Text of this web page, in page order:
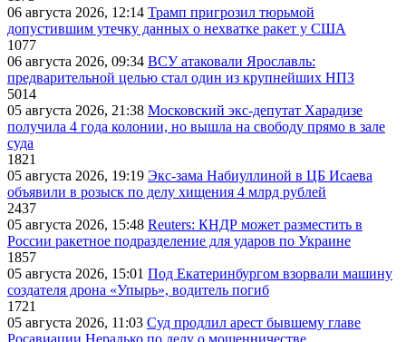
06 августа 2026, 12:14 Трамп пригрозил тюрьмой
допустившим утечку данных о нехватке ракет у США
1077
06 августа 2026, 09:34 ВСУ атаковали Ярославль:
предварительной целью стал один из крупнейших НПЗ
5014
05 августа 2026, 21:38 Московский экс-депутат Харадизе
получила 4 года колонии, но вышла на свободу прямо в зале
суда
1821
05 августа 2026, 19:19 Экс-зама Набиуллиной в ЦБ Исаева
объявили в розыск по делу хищения 4 млрд рублей
2437
05 августа 2026, 15:48 Reuters: КНДР может разместить в
России ракетное подразделение для ударов по Украине
1857
05 августа 2026, 15:01 Под Екатеринбургом взорвали машину
создателя дрона «Упырь», водитель погиб
1721
05 августа 2026, 11:03 Суд продлил арест бывшему главе
Росавиации Нерадько по делу о мошенничестве